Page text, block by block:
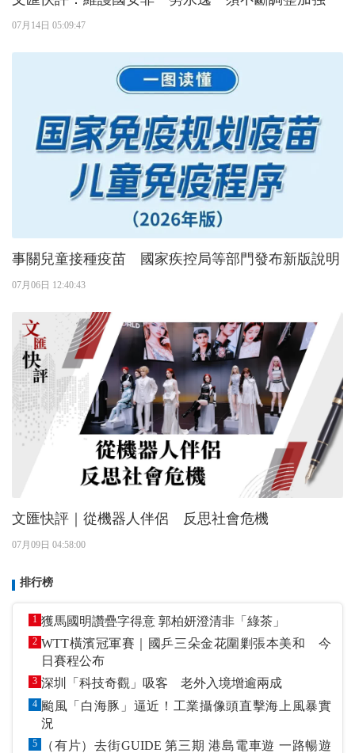
07月14日 05:09:47
事關兒童接種疫苗 國家疾控局等部門發布新版說明
07月06日 12:40:43
文匯快評｜從機器人伴侶 反思社會危機
07月09日 04:58:00
排行榜
1 獲馬國明讚疊字得意 郭柏妍澄清非「綠茶」
2 WTT橫濱冠軍賽｜國乒三朵金花圍剿張本美和 今
日賽程公布
3 深圳「科技奇觀」吸客 老外入境增逾兩成
4 颱風「白海豚」逼近！工業攝像頭直擊海上風暴實
況
5
（有片）去街GUIDE 第三期 港島電車遊 一路暢遊